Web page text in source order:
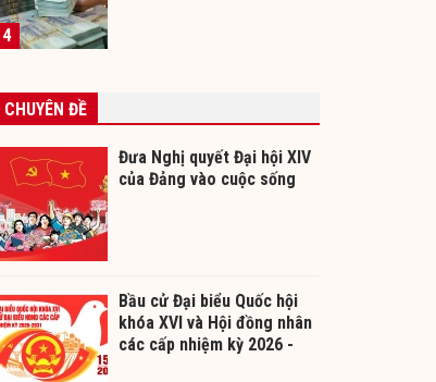
4
CHUYÊN ĐỀ
Đưa Nghị quyết Đại hội XIV
của Đảng vào cuộc sống
Bầu cử Đại biểu Quốc hội
khóa XVI và Hội đồng nhân
các cấp nhiệm kỳ 2026 -